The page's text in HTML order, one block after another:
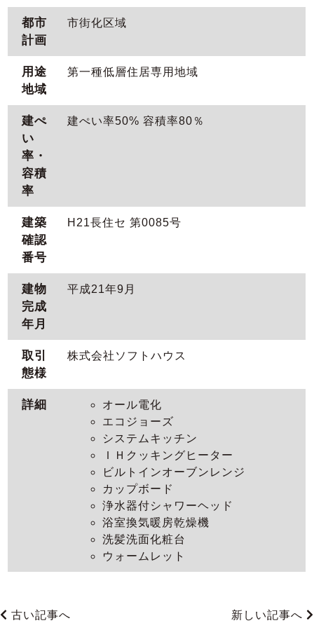
都市
計画
市街化区域
用途
地域
第一種低層住居専用地域
建ぺ
い
率・
容積
率
建ぺい率50% 容積率80％
建築
確認
番号
H21長住セ 第0085号
建物
完成
年月
平成21年9月
取引
態様
株式会社ソフトハウス
詳細
オール電化
エコジョーズ
システムキッチン
ＩＨクッキングヒーター
ビルトインオーブンレンジ
カップボード
浄水器付シャワーヘッド
浴室換気暖房乾燥機
洗髪洗面化粧台
ウォームレット
古い記事へ 新しい記事へ